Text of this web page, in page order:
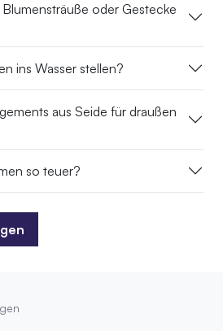
oder Gestecke
ins Wasser stellen?
aus Seide für draußen
so teuer?